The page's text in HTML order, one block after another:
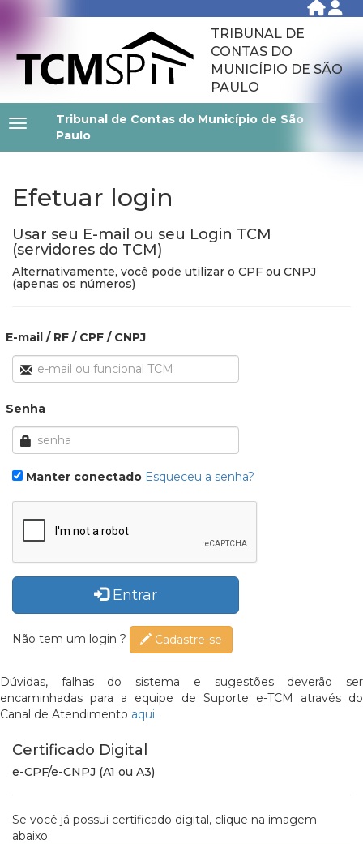
TRIBUNAL DE
CONTAS DO
MUNICÍPIO DE SÃO
PAULO
Tribunal de Contas do Município de São
Paulo
Efetuar login
Usar seu E-mail ou seu Login TCM
(servidores do TCM)
Alternativamente, você pode utilizar o CPF ou CNPJ
(apenas os números)
E-mail / RF / CPF / CNPJ
Senha
Manter conectado Esqueceu a senha?
Entrar
Não tem um login ? Cadastre-se
Dúvidas, falhas do sistema e sugestões deverão ser
encaminhadas para a equipe de Suporte e-TCM através do
Canal de Atendimento aqui.
Certificado Digital
e-CPF/e-CNPJ (A1 ou A3)
Se você já possui certificado digital, clique na imagem
abaixo: